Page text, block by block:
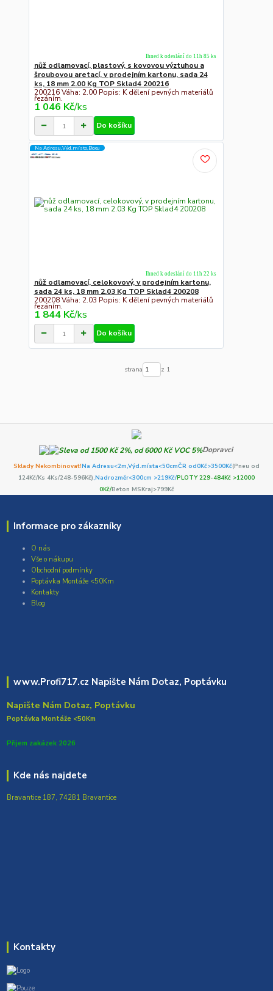
nůž odlamovací, plastový, s kovovou výztuhou a
šroubovou aretací, v prodejním kartonu, sada 24
ks, 18 mm 2.00 Kg TOP Sklad4 200216
200216 Váha: 2.00 Popis: K dělení pevných materiálů
řezáním.
1 046 Kč/ks
Ihned k odeslání do 11h 85 ks
Do košíku
Na Adresu,Výd.místo,Boxu
nůž odlamovací, celokovový, v prodejním kartonu,
sada 24 ks, 18 mm 2.03 Kg TOP Sklad4 200208
200208 Váha: 2.03 Popis: K dělení pevných materiálů
řezáním.
1 844 Kč/ks
Ihned k odeslání do 11h 22 ks
Do košíku
strana z 1
Dopravci
Sklady Nekombinovat!Na Adresu<2m,Výd.místa<50cmČR od0Kč>3500Kč(Pneu od
124Kč/Ks 4Ks/248-596Kč),Nadrozměr<300cm >219Kč/PLOTY 229-484Kč >12000
0Kč/Beton MSKraj>799Kč
Informace pro zákazníky
O nás
Vše o nákupu
Obchodní podmínky
Poptávka Montáže <50Km
Kontakty
Blog
www.Profi717.cz Napište Nám Dotaz, Poptávku
Napište Nám Dotaz, Poptávku
Poptávka Montáže <50Km
Přijem zakázek 2026
Kde nás najdete
Bravantice 187, 74281 Bravantice
Kontakty